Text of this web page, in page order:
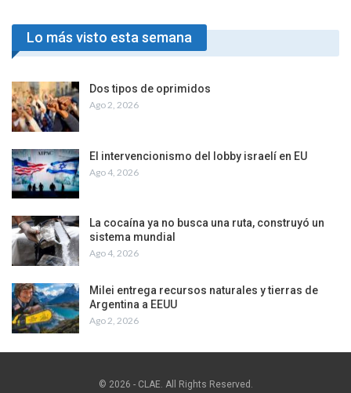
Lo más visto esta semana
Dos tipos de oprimidos
Ago 2, 2026
El intervencionismo del lobby israelí en EU
Ago 4, 2026
La cocaína ya no busca una ruta, construyó un
sistema mundial
Ago 4, 2026
Milei entrega recursos naturales y tierras de
Argentina a EEUU
Ago 2, 2026
© 2026 - CLAE. All Rights Reserved.